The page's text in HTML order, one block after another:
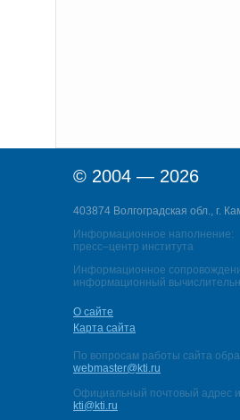
© 2004 — 2026
403874 Волгоградская обл., г.
Информационное наполнение:
пресс–центр института
Информационное
информационный
О сайте
Карта сайта
По вопросам работы сайта
webmaster@kti.ru
Официальный почтовый адрес
kti@kti.ru